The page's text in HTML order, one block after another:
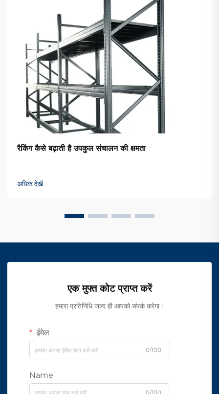
रैकिंग कैसे बढ़ाती है उपकुल संचालन की क्षमता
अधिक देखें
एक मुफ्त कोट प्राप्त करें
हमारा प्रतिनिधि जल्द ही आपको संपर्क करेगा।
ईमेल
0/100
Name
0/100